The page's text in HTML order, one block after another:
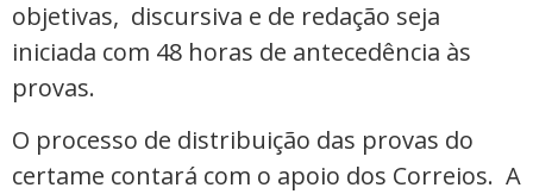
objetivas, discursiva e de redação seja
iniciada com 48 horas de antecedência às
provas.
O processo de distribuição das provas do
certame contará com o apoio dos Correios. A